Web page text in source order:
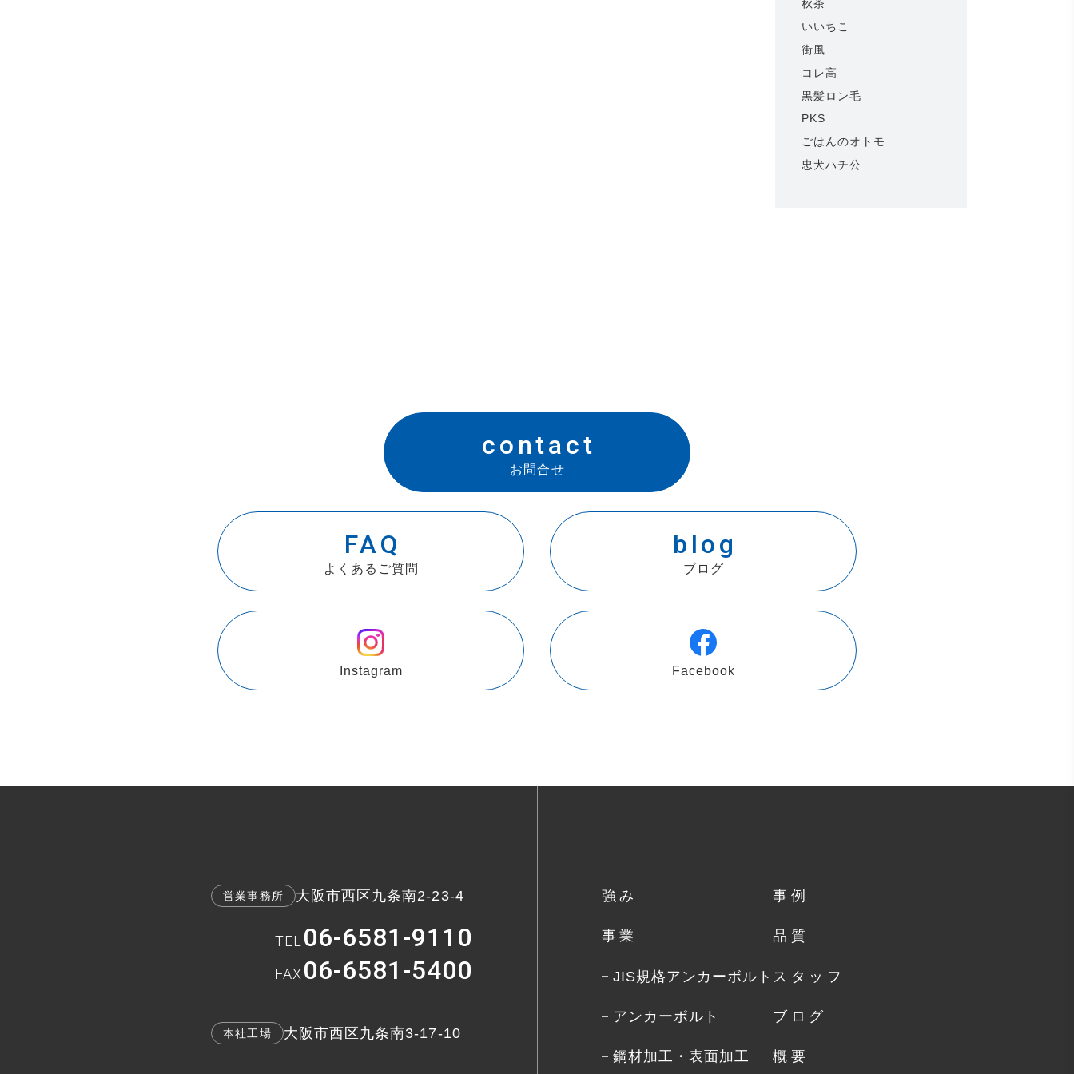
秋茶
いいちこ
街風
コレ高
黒髪ロン毛
PKS
ごはんのオトモ
忠犬ハチ公
contact
お問合せ
FAQ
よくあるご質問
blog
ブログ
Instagram Facebook
営業事務所 大阪市西区九条南2-23-4
TEL06-6581-9110
FAX06-6581-5400
本社工場 大阪市西区九条南3-17-10
強み
事業
JIS規格アンカーボルト
アンカーボルト
鋼材加工・表面加工
事例
品質
スタッフ
ブログ
概要